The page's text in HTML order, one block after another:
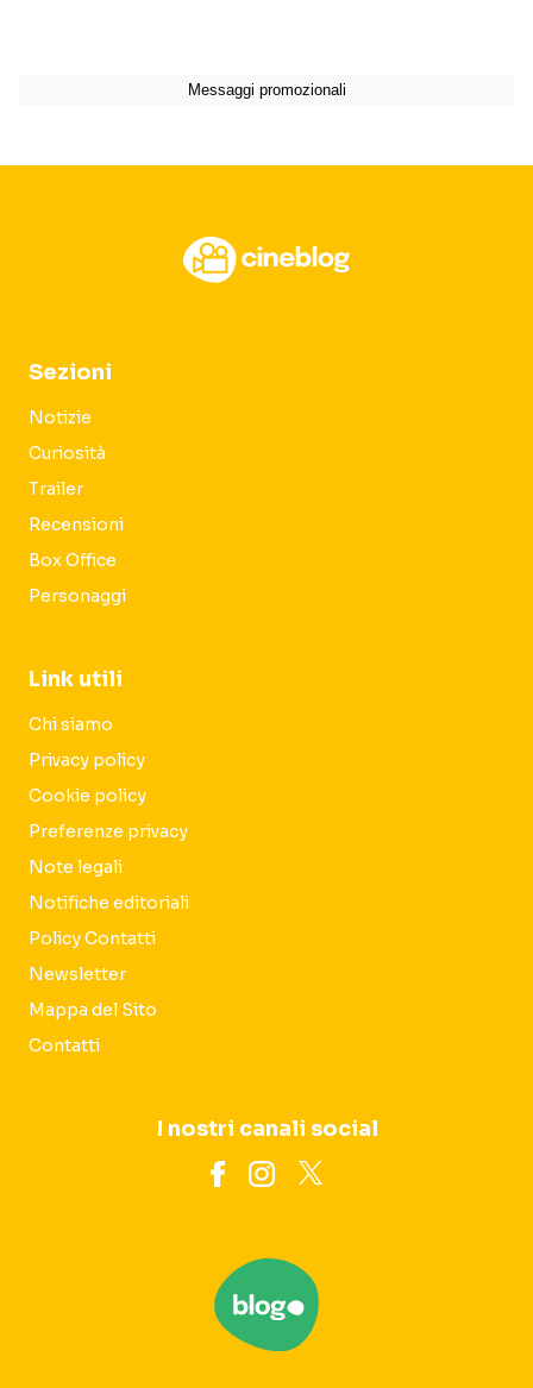
Sezioni
Notizie
Curiosità
Trailer
Recensioni
Box Office
Personaggi
Link utili
Chi siamo
Privacy policy
Cookie policy
Preferenze privacy
Note legali
Notifiche editoriali
Policy Contatti
Newsletter
Mappa del Sito
Contatti
I nostri canali social